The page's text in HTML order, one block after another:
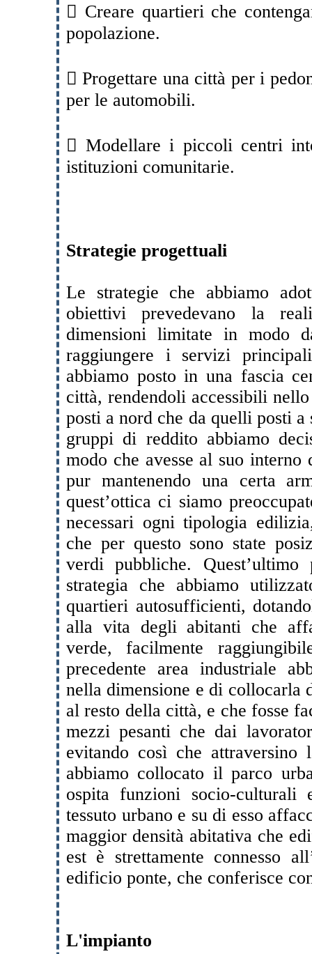
 Creare quartieri che
popolazione.
 Progettare una città per i
per le automobili.
 Modellare i piccoli centri
istituzioni comunitarie.
Strategie progettuali
Le strategie che abbiamo
obiettivi prevedevano la
dimensioni limitate in modo
raggiungere i servizi
abbiamo posto in una fascia
città, rendendoli accessibili
posti a nord che da quelli posti
gruppi di reddito abbiamo
modo che avesse al suo
pur mantenendo una certa
quest’ottica ci siamo
necessari ogni tipologia
che per questo sono state
verdi pubbliche.
strategia che abbiamo
quartieri autosufficienti,
alla vita degli abitanti che
verde, facilmente
precedente area industriale
nella dimensione e di collocarla
al resto della città, e che fosse
mezzi pesanti che dai
evitando così che
abbiamo collocato il parco
ospita funzioni socio-culturali
tessuto urbano e su di esso
maggior densità abitativa che
est è strettamente connesso
edificio ponte, che conferisce
L'impianto